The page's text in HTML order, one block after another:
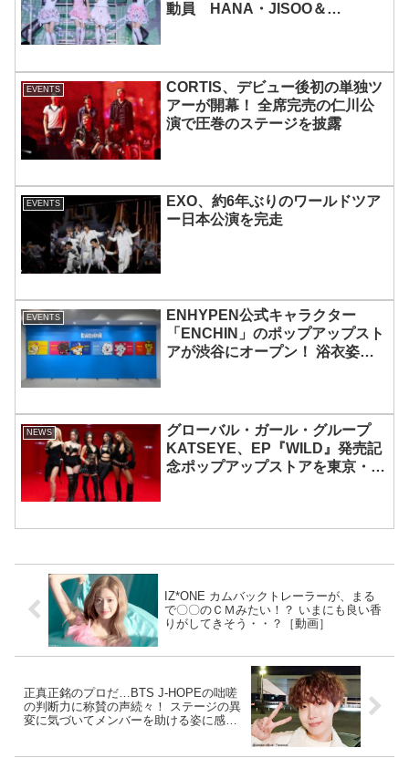
動員 HANA・JISOO＆
EVENTS
CORTIS、デビュー後初の単独ツ
アーが開幕！ 全席完売の仁川公
演で圧巻のステージを披露
EVENTS
EXO、約6年ぶりのワールドツア
ー日本公演を完走
EVENTS
ENHYPEN公式キャラクター
「ENCHIN」のポップアップスト
アが渋谷にオープン！ 浴衣姿の
NEWS
グローバル・ガール・グループ
KATSEYE、EP『WILD』発売記
念ポップアップストアを東京・原
IZ*ONE カムバックトレーラーが、まる
で〇〇のＣＭみたい！？ いまにも良い香
りがしてきそう・・？［動画］
正真正銘のプロだ…BTS J-HOPEの咄嗟
の判断力に称賛の声続々！ ステージの異
変に気づいてメンバーを助ける姿に感